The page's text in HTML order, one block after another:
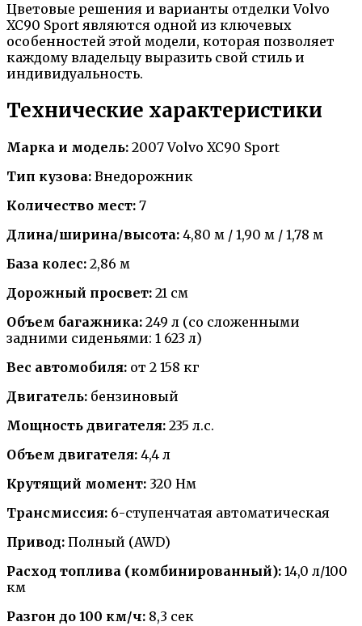
Цветовые решения и варианты отделки Volvo
XC90 Sport являются одной из ключевых
особенностей этой модели, которая позволяет
каждому владельцу выразить свой стиль и
индивидуальность.
Технические характеристики
Марка и модель: 2007 Volvo XC90 Sport
Тип кузова: Внедорожник
Количество мест: 7
Длина/ширина/высота: 4,80 м / 1,90 м / 1,78 м
База колес: 2,86 м
Дорожный просвет: 21 см
Объем багажника: 249 л (со сложенными
задними сиденьями: 1 623 л)
Вес автомобиля: от 2 158 кг
Двигатель: бензиновый
Мощность двигателя: 235 л.с.
Объем двигателя: 4,4 л
Крутящий момент: 320 Нм
Трансмиссия: 6-ступенчатая автоматическая
Привод: Полный (AWD)
Расход топлива (комбинированный): 14,0 л/100
км
Разгон до 100 км/ч: 8,3 сек